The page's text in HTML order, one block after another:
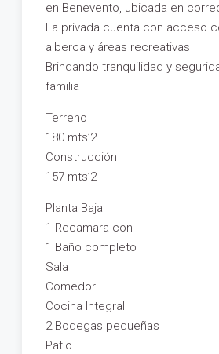
en Benevento, ubicada en
La privada cuenta con acceso
alberca y áreas recreativas
Brindando tranquilidad y
familia
Terreno
180 mts’2
Construcción
157 mts’2
Planta Baja
1 Recamara con
1 Baño completo
Sala
Comedor
Cocina Integral
2 Bodegas pequeñas
Patio